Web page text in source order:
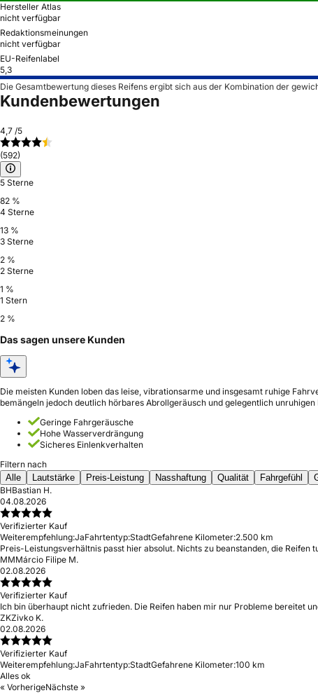
Hersteller Atlas
nicht verfügbar
Redaktionsmeinungen
nicht verfügbar
EU-Reifenlabel
5,3
Die Gesamtbewertung dieses Reifens ergibt sich aus der Kombination der
Kundenbewertungen
4,7 /5
(592)
5 Sterne
82 %
4 Sterne
13 %
3 Sterne
2 %
2 Sterne
1 %
1 Stern
2 %
Das sagen unsere Kunden
Die meisten Kunden loben das leise, vibrationsarme und insgesamt ruhige
bemängeln jedoch deutlich hörbares Abrollgeräusch und gelegentlich
Geringe Fahrgeräusche
Hohe Wasserverdrängung
Sicheres Einlenkverhalten
Filtern nach
Alle
Lautstärke Preis-Leistung Nasshaftung Qualität Fahrgefühl
BHBastian H.
04.08.2026
Verifizierter Kauf
Weiterempfehlung:JaFahrtentyp:StadtGefahrene Kilometer:2.500 km
Preis-Leistungsverhältnis passt hier absolut. Nichts zu beanstanden, die
MMMárcio Filipe M.
02.08.2026
Verifizierter Kauf
Ich bin überhaupt nicht zufrieden. Die Reifen haben mir nur Probleme bereitet
ZKZivko K.
02.08.2026
Verifizierter Kauf
Weiterempfehlung:JaFahrtentyp:StadtGefahrene Kilometer:100 km
Alles ok
« VorherigeNächste »